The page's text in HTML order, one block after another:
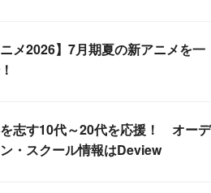
ニメ2026】7月期夏の新アニメを一
志す10代～20代を応援！ オーデ
・スクール情報はDeview